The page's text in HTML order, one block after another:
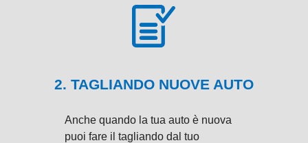
2. TAGLIANDO NUOVE AUTO
Anche quando la tua auto è nuova
puoi fare il tagliando dal tuo